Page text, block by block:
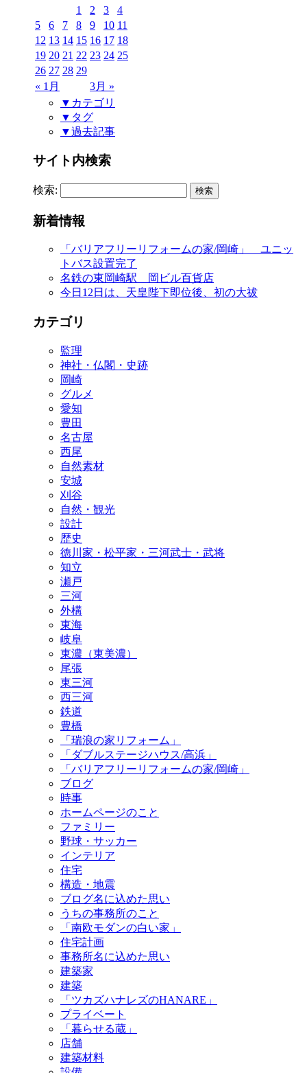
« 1月 3月 »
1 2 3
4
5
6 7 8 9 10 11
12 13 14 15 16 17 18
19 20 21 22 23 24 25
26 27 28 29
▼カテゴリ
▼タグ
▼過去記事
サイト内検索
検索:
新着情報
「バリアフリーリフォームの家/岡崎」 ユニッ
トバス設置完了
名鉄の東岡崎駅 岡ビル百貨店
今日12日は、天皇陛下即位後、初の大祓
カテゴリ
監理
神社・仏閣・史跡
岡崎
グルメ
愛知
豊田
名古屋
西尾
自然素材
安城
刈谷
自然・観光
設計
歴史
徳川家・松平家・三河武士・武将
知立
瀬戸
三河
外構
東海
岐阜
東濃（東美濃）
尾張
東三河
西三河
鉄道
豊橋
「瑞浪の家リフォーム」
「ダブルステージハウス/高浜」
「バリアフリーリフォームの家/岡崎」
ブログ
時事
ホームページのこと
ファミリー
野球・サッカー
インテリア
住宅
構造・地震
ブログ名に込めた思い
うちの事務所のこと
「南欧モダンの白い家」
住宅計画
事務所名に込めた思い
建築家
建築
「ツカズハナレズのHANARE」
プライベート
「暮らせる蔵」
店舗
建築材料